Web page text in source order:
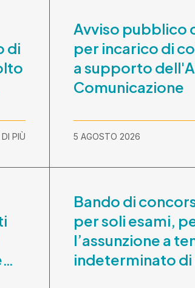
di
DI PIÙ
Avviso pubblico
per incarico di
a supporto
Comunicazione
5 AGOSTO 2026
Bando di
per soli esami,
l’assunzione a
indeterminato di